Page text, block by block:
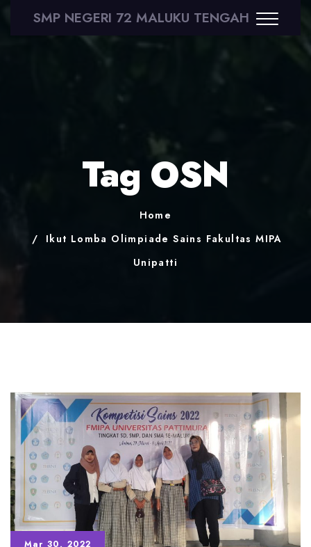
SMP NEGERI 72 MALUKU TENGAH
Tag OSN
Home
Ikut Lomba Olimpiade Sains Fakultas MIPA
Unipatti
Mar 30, 2022